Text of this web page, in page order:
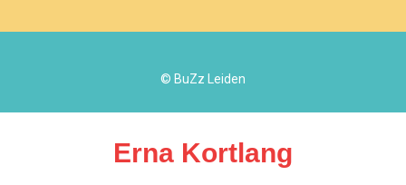
© BuZz Leiden
Erna Kortlang